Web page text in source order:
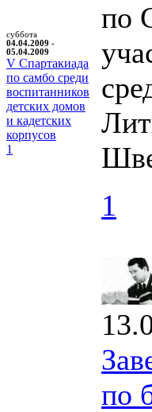
суббота
04.04.2009 -
05.04.2009
V Cпартакиада
по самбо среди
воспитанников
детских домов
и кадетских
корпусов
1
по
1
по